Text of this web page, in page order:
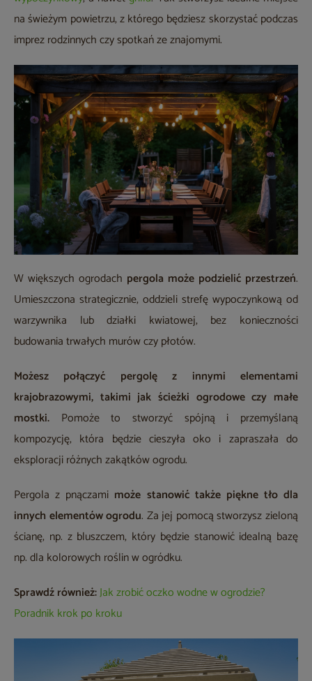
na świeżym powietrzu, z którego będziesz skorzystać podczas
imprez rodzinnych czy spotkań ze znajomymi.
W większych ogrodach pergola może podzielić przestrzeń.
Umieszczona strategicznie, oddzieli strefę wypoczynkową od
warzywnika lub działki kwiatowej, bez konieczności
budowania trwałych murów czy płotów.
Możesz połączyć pergolę z innymi elementami
krajobrazowymi, takimi jak ścieżki ogrodowe czy małe
mostki. Pomoże to stworzyć spójną i przemyślaną
kompozycję, która będzie cieszyła oko i zapraszała do
eksploracji różnych zakątków ogrodu.
Pergola z pnączami może stanowić także piękne tło dla
innych elementów ogrodu. Za jej pomocą stworzysz zieloną
ścianę, np. z bluszczem, który będzie stanowić idealną bazę
np. dla kolorowych roślin w ogródku.
Sprawdź również:Jak zrobić oczko wodne w ogrodzie?
Poradnik krok po kroku